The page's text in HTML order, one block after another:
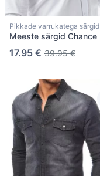
Pikkade varrukatega särgid
Meeste särgid Chance
17.95 € 39.95 €